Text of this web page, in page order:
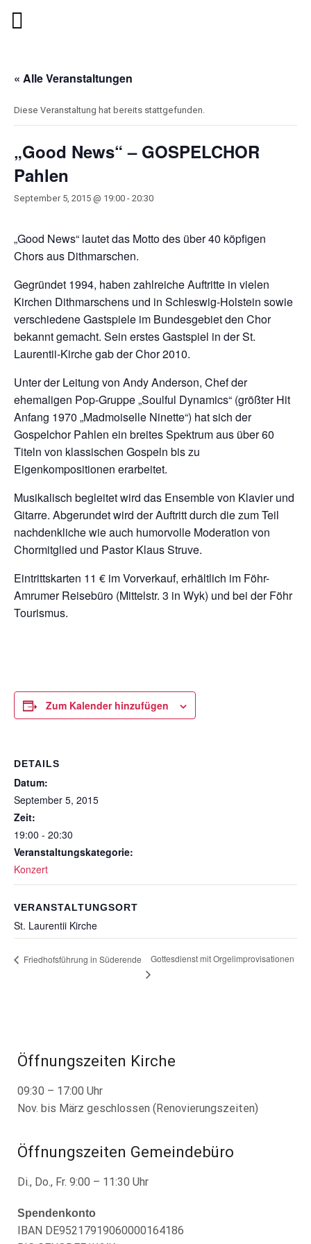
« Alle Veranstaltungen
Diese Veranstaltung hat bereits stattgefunden.
„Good News“ – GOSPELCHOR
Pahlen
September 5, 2015 @ 19:00 - 20:30
„Good News“ lautet das Motto des über 40 köpfigen
Chors aus Dithmarschen.
Gegründet 1994, haben zahlreiche Auftritte in vielen
Kirchen Dithmarschens und in Schleswig-Holstein sowie
verschiedene Gastspiele im Bundesgebiet den Chor
bekannt gemacht. Sein erstes Gastspiel in der St.
Laurentii-Kirche gab der Chor 2010.
Unter der Leitung von Andy Anderson, Chef der
ehemaligen Pop-Gruppe „Soulful Dynamics“ (größter Hit
Anfang 1970 „Madmoiselle Ninette“) hat sich der
Gospelchor Pahlen ein breites Spektrum aus über 60
Titeln von klassischen Gospeln bis zu
Eigenkompositionen erarbeitet.
Musikalisch begleitet wird das Ensemble von Klavier und
Gitarre. Abgerundet wird der Auftritt durch die zum Teil
nachdenkliche wie auch humorvolle Moderation von
Chormitglied und Pastor Klaus Struve.
Eintrittskarten 11 € im Vorverkauf, erhältlich im Föhr-
Amrumer Reisebüro (Mittelstr. 3 in Wyk) und bei der Föhr
Tourismus.
Zum Kalender hinzufügen
DETAILS
Datum:
September 5, 2015
Zeit:
19:00 - 20:30
Veranstaltungskategorie:
Konzert
VERANSTALTUNGSORT
St. Laurentii Kirche
Friedhofsführung in Süderende Gottesdienst mit Orgelimprovisationen
Öffnungszeiten Kirche
09:30 – 17:00 Uhr
Nov. bis März geschlossen (Renovierungszeiten)
Öffnungszeiten Gemeindebüro
Di., Do., Fr. 9:00 – 11:30 Uhr
Spendenkonto
IBAN DE95217919060000164186